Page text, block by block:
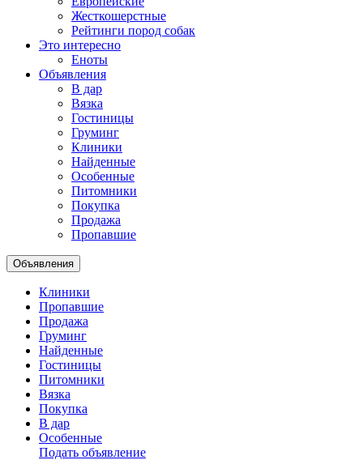
Жесткошерстные
Рейтинги пород собак
Это интересно
Еноты
Объявления
В дар
Вязка
Гостиницы
Груминг
Клиники
Найденные
Особенные
Питомники
Покупка
Продажа
Пропавшие
Объявления
Клиники
Пропавшие
Продажа
Груминг
Найденные
Гостиницы
Питомники
Вязка
Покупка
В дар
Особенные
Подать объявление